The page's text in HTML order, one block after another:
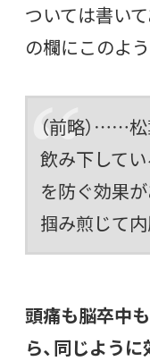
ついては書いて
の欄にこのよ
（前略）……
飲み下して
を防ぐ効果
掴み煎じて内
頭痛も脳卒中
ら、同じよう